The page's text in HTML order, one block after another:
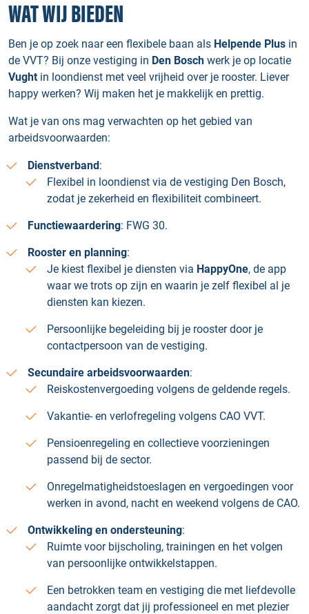
WAT WIJ BIEDEN
Ben je op zoek naar een flexibele baan als Helpende Plus in
de VVT? Bij onze vestiging in Den Bosch werk je op locatie
Vught in loondienst met veel vrijheid over je rooster. Liever
happy werken? Wij maken het je makkelijk en prettig.
Wat je van ons mag verwachten op het gebied van
arbeidsvoorwaarden:
Dienstverband:
Flexibel in loondienst via de vestiging Den Bosch,
zodat je zekerheid en flexibiliteit combineert.
Functiewaardering: FWG 30.
Rooster en planning:
Je kiest flexibel je diensten via HappyOne, de app
waar we trots op zijn en waarin je zelf flexibel al je
diensten kan kiezen.
Persoonlijke begeleiding bij je rooster door je
contactpersoon van de vestiging.
Secundaire arbeidsvoorwaarden:
Reiskostenvergoeding volgens de geldende regels.
Vakantie- en verlofregeling volgens CAO VVT.
Pensioenregeling en collectieve voorzieningen
passend bij de sector.
Onregelmatigheidstoeslagen en vergoedingen voor
werken in avond, nacht en weekend volgens de CAO.
Ontwikkeling en ondersteuning:
Ruimte voor bijscholing, trainingen en het volgen
van persoonlijke ontwikkelstappen.
Een betrokken team en vestiging die met liefdevolle
aandacht zorgt dat jij professioneel en met plezier